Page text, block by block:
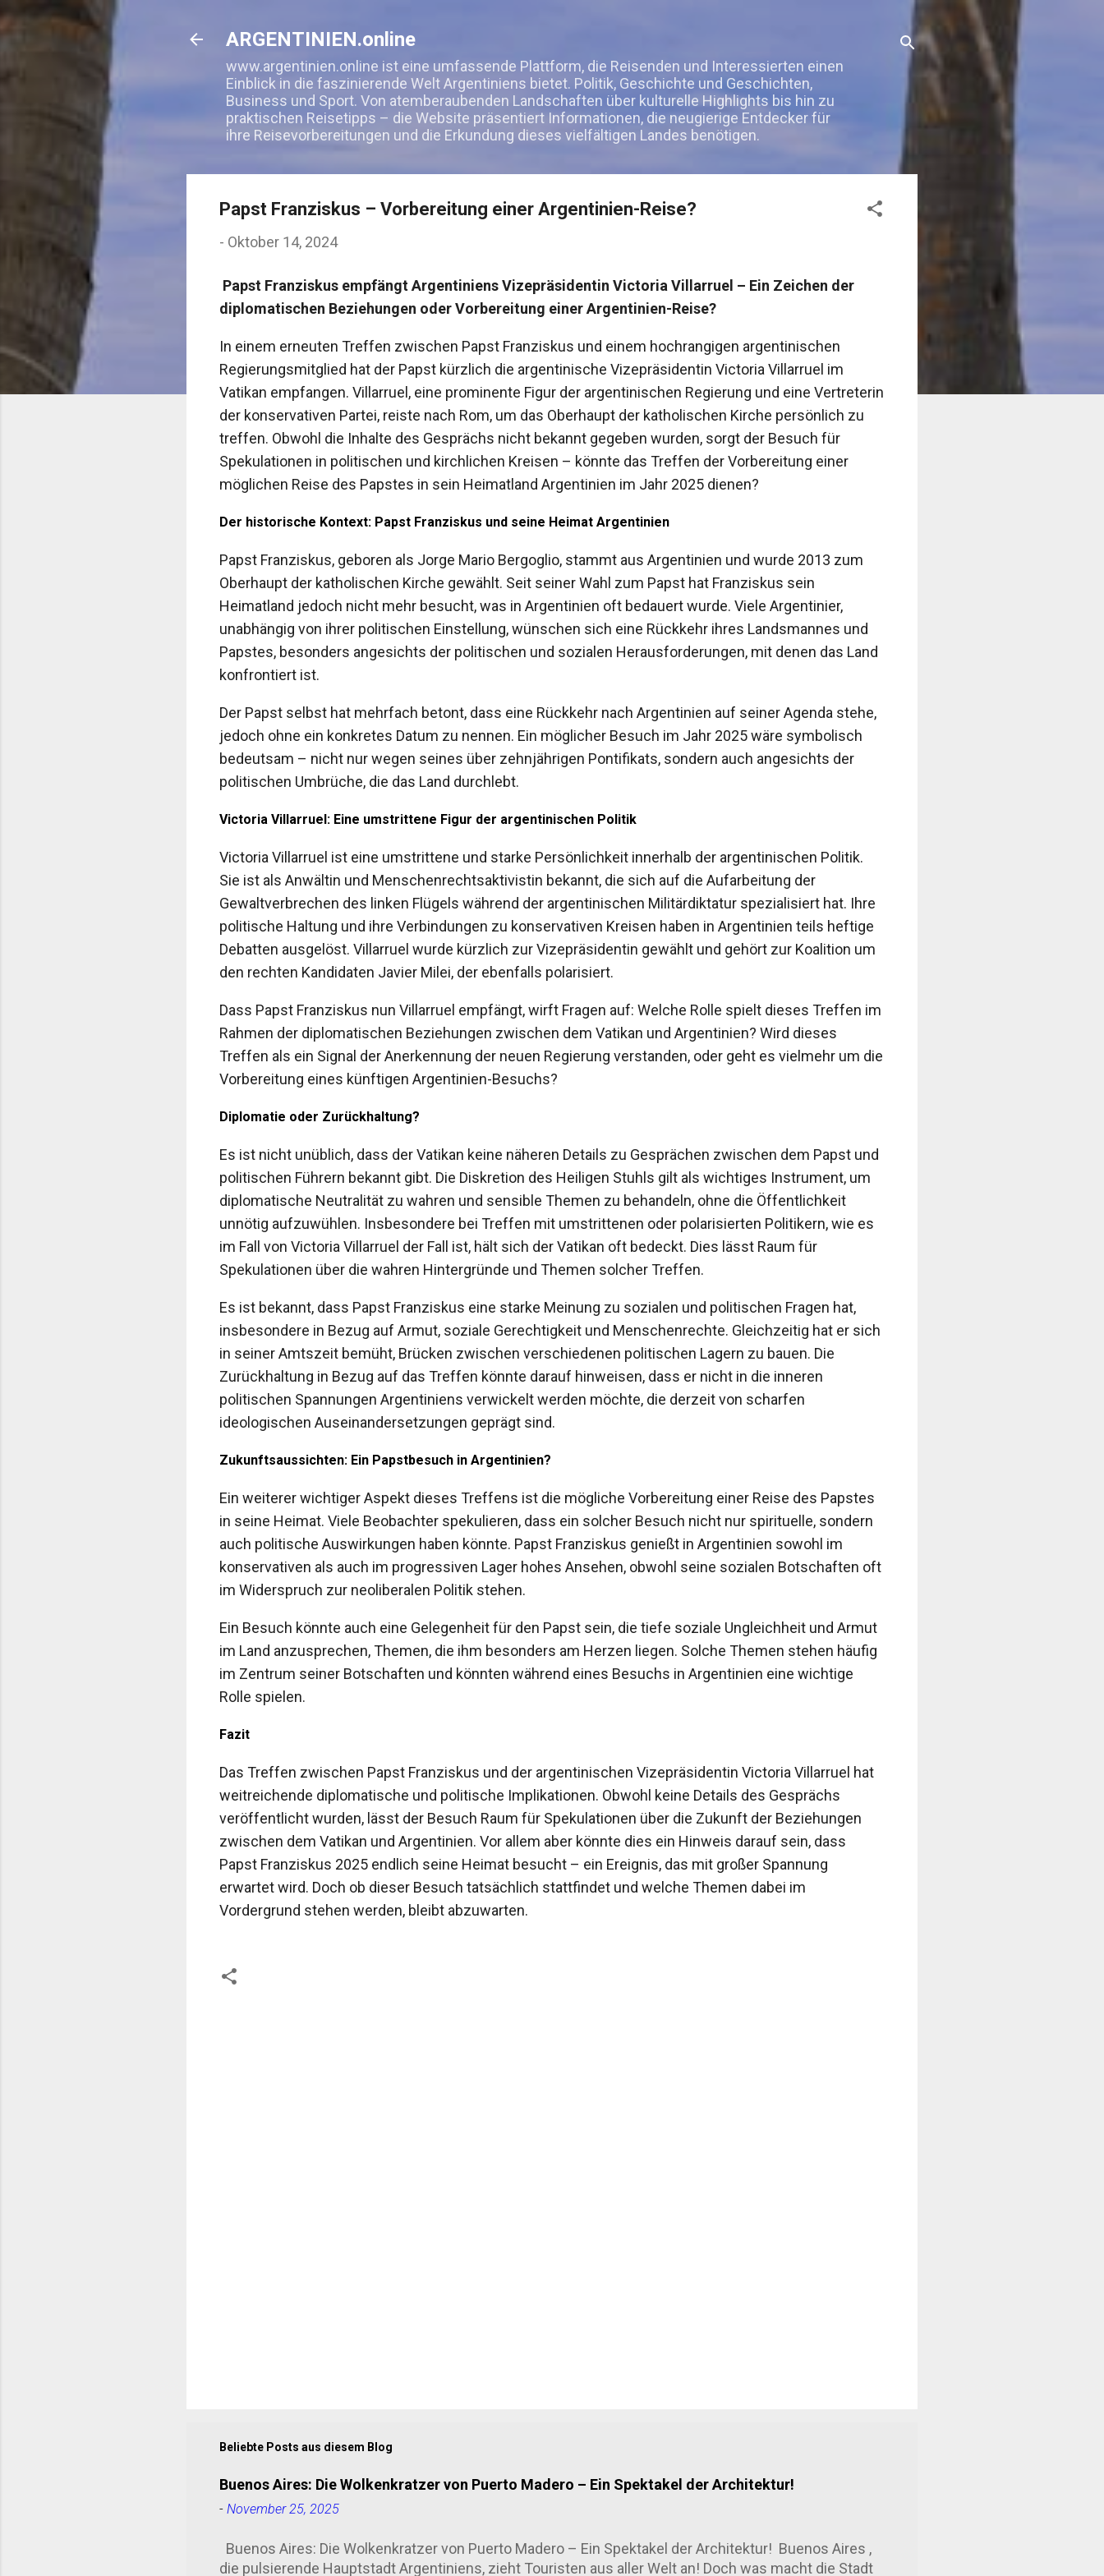
ARGENTINIEN.online
www.argentinien.online ist eine umfassende Plattform, die Reisenden und Interessierten einen
Einblick in die faszinierende Welt Argentiniens bietet. Politik, Geschichte und Geschichten,
Business und Sport. Von atemberaubenden Landschaften über kulturelle Highlights bis hin zu
praktischen Reisetipps – die Website präsentiert Informationen, die neugierige Entdecker für
ihre Reisevorbereitungen und die Erkundung dieses vielfältigen Landes benötigen.
Papst Franziskus – Vorbereitung einer Argentinien-Reise?
- Oktober 14, 2024
Papst Franziskus empfängt Argentiniens Vizepräsidentin Victoria Villarruel – Ein Zeichen der
diplomatischen Beziehungen oder Vorbereitung einer Argentinien-Reise?
In einem erneuten Treffen zwischen Papst Franziskus und einem hochrangigen argentinischen
Regierungsmitglied hat der Papst kürzlich die argentinische Vizepräsidentin Victoria Villarruel im
Vatikan empfangen. Villarruel, eine prominente Figur der argentinischen Regierung und eine Vertreterin
der konservativen Partei, reiste nach Rom, um das Oberhaupt der katholischen Kirche persönlich zu
treffen. Obwohl die Inhalte des Gesprächs nicht bekannt gegeben wurden, sorgt der Besuch für
Spekulationen in politischen und kirchlichen Kreisen – könnte das Treffen der Vorbereitung einer
möglichen Reise des Papstes in sein Heimatland Argentinien im Jahr 2025 dienen?
Der historische Kontext: Papst Franziskus und seine Heimat Argentinien
Papst Franziskus, geboren als Jorge Mario Bergoglio, stammt aus Argentinien und wurde 2013 zum
Oberhaupt der katholischen Kirche gewählt. Seit seiner Wahl zum Papst hat Franziskus sein
Heimatland jedoch nicht mehr besucht, was in Argentinien oft bedauert wurde. Viele Argentinier,
unabhängig von ihrer politischen Einstellung, wünschen sich eine Rückkehr ihres Landsmannes und
Papstes, besonders angesichts der politischen und sozialen Herausforderungen, mit denen das Land
konfrontiert ist.
Der Papst selbst hat mehrfach betont, dass eine Rückkehr nach Argentinien auf seiner Agenda stehe,
jedoch ohne ein konkretes Datum zu nennen. Ein möglicher Besuch im Jahr 2025 wäre symbolisch
bedeutsam – nicht nur wegen seines über zehnjährigen Pontifikats, sondern auch angesichts der
politischen Umbrüche, die das Land durchlebt.
Victoria Villarruel: Eine umstrittene Figur der argentinischen Politik
Victoria Villarruel ist eine umstrittene und starke Persönlichkeit innerhalb der argentinischen Politik.
Sie ist als Anwältin und Menschenrechtsaktivistin bekannt, die sich auf die Aufarbeitung der
Gewaltverbrechen des linken Flügels während der argentinischen Militärdiktatur spezialisiert hat. Ihre
politische Haltung und ihre Verbindungen zu konservativen Kreisen haben in Argentinien teils heftige
Debatten ausgelöst. Villarruel wurde kürzlich zur Vizepräsidentin gewählt und gehört zur Koalition um
den rechten Kandidaten Javier Milei, der ebenfalls polarisiert.
Dass Papst Franziskus nun Villarruel empfängt, wirft Fragen auf: Welche Rolle spielt dieses Treffen im
Rahmen der diplomatischen Beziehungen zwischen dem Vatikan und Argentinien? Wird dieses
Treffen als ein Signal der Anerkennung der neuen Regierung verstanden, oder geht es vielmehr um die
Vorbereitung eines künftigen Argentinien-Besuchs?
Diplomatie oder Zurückhaltung?
Es ist nicht unüblich, dass der Vatikan keine näheren Details zu Gesprächen zwischen dem Papst und
politischen Führern bekannt gibt. Die Diskretion des Heiligen Stuhls gilt als wichtiges Instrument, um
diplomatische Neutralität zu wahren und sensible Themen zu behandeln, ohne die Öffentlichkeit
unnötig aufzuwühlen. Insbesondere bei Treffen mit umstrittenen oder polarisierten Politikern, wie es
im Fall von Victoria Villarruel der Fall ist, hält sich der Vatikan oft bedeckt. Dies lässt Raum für
Spekulationen über die wahren Hintergründe und Themen solcher Treffen.
Es ist bekannt, dass Papst Franziskus eine starke Meinung zu sozialen und politischen Fragen hat,
insbesondere in Bezug auf Armut, soziale Gerechtigkeit und Menschenrechte. Gleichzeitig hat er sich
in seiner Amtszeit bemüht, Brücken zwischen verschiedenen politischen Lagern zu bauen. Die
Zurückhaltung in Bezug auf das Treffen könnte darauf hinweisen, dass er nicht in die inneren
politischen Spannungen Argentiniens verwickelt werden möchte, die derzeit von scharfen
ideologischen Auseinandersetzungen geprägt sind.
Zukunftsaussichten: Ein Papstbesuch in Argentinien?
Ein weiterer wichtiger Aspekt dieses Treffens ist die mögliche Vorbereitung einer Reise des Papstes
in seine Heimat. Viele Beobachter spekulieren, dass ein solcher Besuch nicht nur spirituelle, sondern
auch politische Auswirkungen haben könnte. Papst Franziskus genießt in Argentinien sowohl im
konservativen als auch im progressiven Lager hohes Ansehen, obwohl seine sozialen Botschaften oft
im Widerspruch zur neoliberalen Politik stehen.
Ein Besuch könnte auch eine Gelegenheit für den Papst sein, die tiefe soziale Ungleichheit und Armut
im Land anzusprechen, Themen, die ihm besonders am Herzen liegen. Solche Themen stehen häufig
im Zentrum seiner Botschaften und könnten während eines Besuchs in Argentinien eine wichtige
Rolle spielen.
Fazit
Das Treffen zwischen Papst Franziskus und der argentinischen Vizepräsidentin Victoria Villarruel hat
weitreichende diplomatische und politische Implikationen. Obwohl keine Details des Gesprächs
veröffentlicht wurden, lässt der Besuch Raum für Spekulationen über die Zukunft der Beziehungen
zwischen dem Vatikan und Argentinien. Vor allem aber könnte dies ein Hinweis darauf sein, dass
Papst Franziskus 2025 endlich seine Heimat besucht – ein Ereignis, das mit großer Spannung
erwartet wird. Doch ob dieser Besuch tatsächlich stattfindet und welche Themen dabei im
Vordergrund stehen werden, bleibt abzuwarten.
Beliebte Posts aus diesem Blog
Buenos Aires: Die Wolkenkratzer von Puerto Madero – Ein Spektakel der Architektur!
- November 25, 2025
Buenos Aires: Die Wolkenkratzer von Puerto Madero – Ein Spektakel der Architektur! Buenos Aires ,
die pulsierende Hauptstadt Argentiniens, zieht Touristen aus aller Welt an! Doch was macht die Stadt